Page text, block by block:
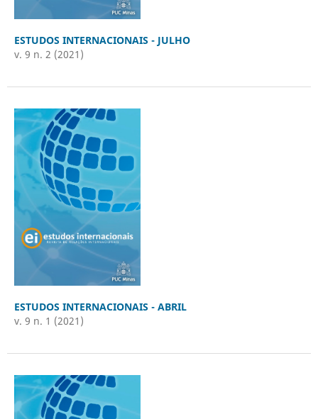
ESTUDOS INTERNACIONAIS - JULHO
v. 9 n. 2 (2021)
ESTUDOS INTERNACIONAIS - ABRIL
v. 9 n. 1 (2021)